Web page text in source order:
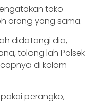
toko
orang yang sama.
didatangi dia,
tolong lah Polsek
di kolom
perangko,